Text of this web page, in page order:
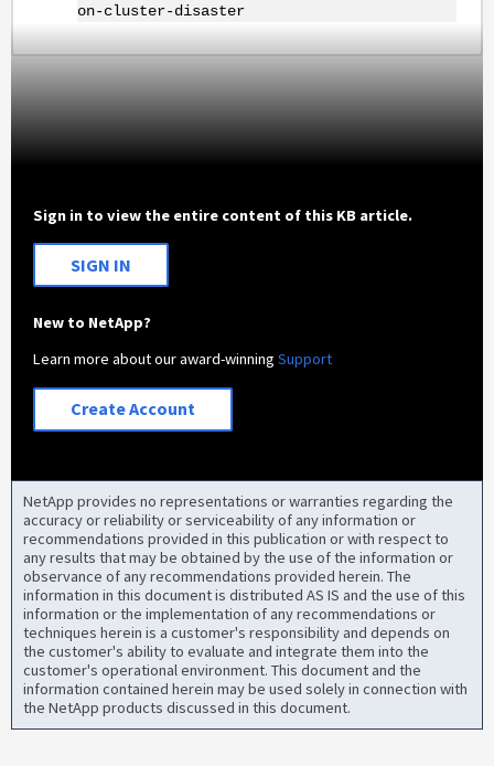
on-cluster-disaster
Sign in to view the entire content of this KB article.
SIGN IN
New to NetApp?
Learn more about our award-winningSupport
Create Account
NetApp provides no representations or warranties regarding the
accuracy or reliability or serviceability of any information or
recommendations provided in this publication or with respect to
any results that may be obtained by the use of the information or
observance of any recommendations provided herein. The
information in this document is distributed AS IS and the use of this
information or the implementation of any recommendations or
techniques herein is a customer's responsibility and depends on
the customer's ability to evaluate and integrate them into the
customer's operational environment. This document and the
information contained herein may be used solely in connection with
the NetApp products discussed in this document.